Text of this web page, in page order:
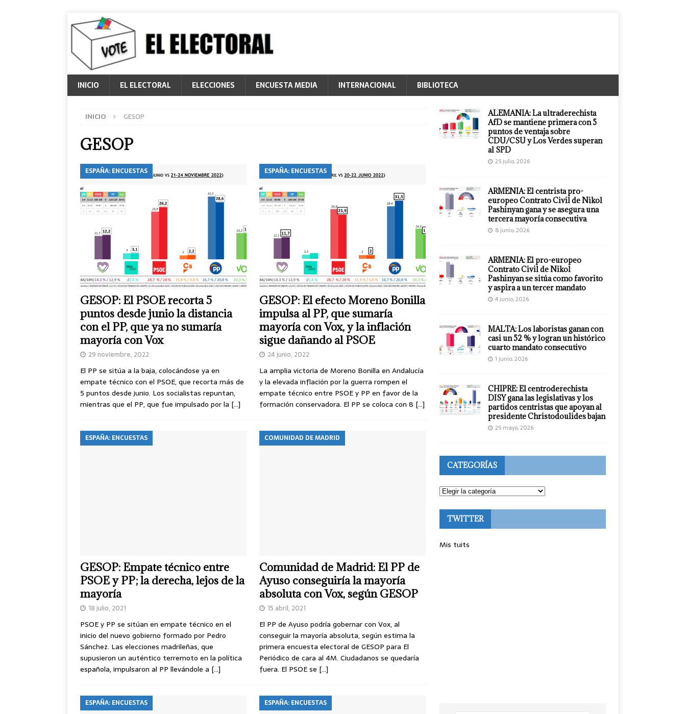
INICIO EL ELECTORAL ELECCIONES ENCUESTA MEDIA INTERNACIONAL BIBLIOTECA
INICIO GESOP
GESOP
ESPAÑA: ENCUESTAS
GESOP: El PSOE recorta 5
puntos desde junio la distancia
con el PP, que ya no sumaría
mayoría con Vox
29 noviembre, 2022
El PP se sitúa a la baja, colocándose ya en
empate técnico con el PSOE, que recorta más de
5 puntos desde junio. Los socialistas repuntan,
mientras que el PP, que fue impulsado por la […]
ESPAÑA: ENCUESTAS
GESOP: El efecto Moreno Bonilla
impulsa al PP, que sumaría
mayoría con Vox, y la inflación
sigue dañando al PSOE
24 junio, 2022
La amplia victoria de Moreno Bonilla en Andalucía
y la elevada inflación por la guerra rompen el
empate técnico entre PSOE y PP en favor de la
formación conservadora. El PP se coloca con 8 […]
ESPAÑA: ENCUESTAS
GESOP: Empate técnico entre
PSOE y PP; la derecha, lejos de la
mayoría
18 julio, 2021
PSOE y PP se sitúan en empate técnico en el
inicio del nuevo gobierno formado por Pedro
Sánchez. Las elecciones madrileñas, que
supusieron un auténtico terremoto en la política
española, impulsaron al PP llevándole a […]
COMUNIDAD DE MADRID
Comunidad de Madrid: El PP de
Ayuso conseguiría la mayoría
absoluta con Vox, según GESOP
15 abril, 2021
El PP de Ayuso podría gobernar con Vox, al
conseguir la mayoría absoluta, según estima la
primera encuesta electoral de GESOP para El
Periódico de cara al 4M. Ciudadanos se quedaría
fuera. El PSOE se […]
ESPAÑA: ENCUESTAS ESPAÑA: ENCUESTAS
ALEMANIA: La ultraderechista
AfD se mantiene primera con 5
puntos de ventaja sobre
CDU/CSU y Los Verdes superan
al SPD
25 julio, 2026
ARMENIA: El centrista pro-
europeo Contrato Civil de Nikol
Pashinyan gana y se asegura una
tercera mayoría consecutiva
8 junio, 2026
ARMENIA: El pro-europeo
Contrato Civil de Nikol
Pashinyan se sitúa como favorito
y aspira a un tercer mandato
4 junio, 2026
MALTA: Los laboristas ganan con
casi un 52 % y logran un histórico
cuarto mandato consecutivo
1 junio, 2026
CHIPRE: El centroderechista
DISY gana las legislativas y los
partidos centristas que apoyan al
presidente Christodoulides bajan
25 mayo, 2026
CATEGORÍAS
TWITTER
Mis tuits